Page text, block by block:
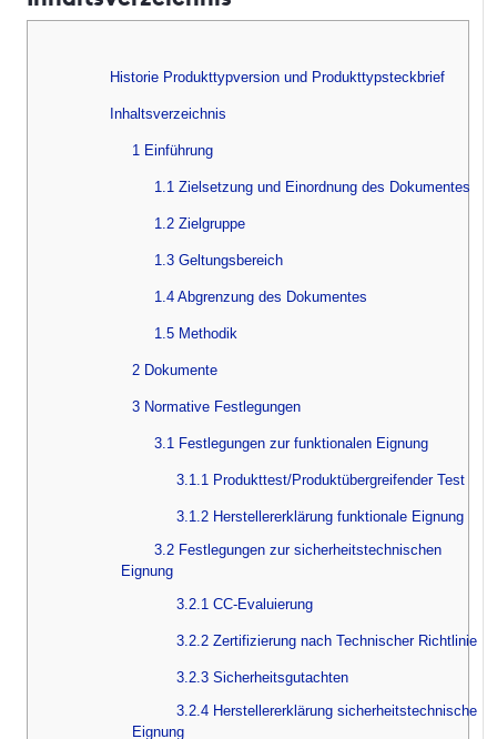
Historie Produkttypversion und Produkttypsteckbrief
Inhaltsverzeichnis
1 Einführung
1.1 Zielsetzung und Einordnung des Dokumentes
1.2 Zielgruppe
1.3 Geltungsbereich
1.4 Abgrenzung des Dokumentes
1.5 Methodik
2 Dokumente
3 Normative Festlegungen
3.1 Festlegungen zur funktionalen Eignung
3.1.1 Produkttest/Produktübergreifender Test
3.1.2 Herstellererklärung funktionale Eignung
3.2 Festlegungen zur sicherheitstechnischen
Eignung
3.2.1 CC-Evaluierung
3.2.2 Zertifizierung nach Technischer Richtlinie
3.2.3 Sicherheitsgutachten
3.2.4 Herstellererklärung sicherheitstechnische
Eignung